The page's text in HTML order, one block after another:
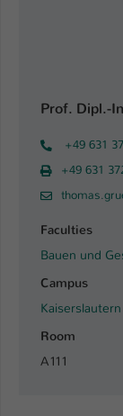
Prof. Dipl.-
+49 631
+49 631
Faculties
Bauen und
Campus
Kaiserslautern
Room
A111
Name
Anbieter
Zweck